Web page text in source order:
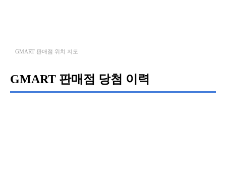
GMART 판매점 위치 지도
GMART 판매점 당첨 이력